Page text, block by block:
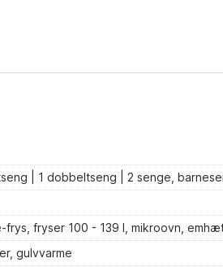
| 1 dobbeltseng | 2 senge,
frys, fryser 100 - 139 l, mikroovn,
gulvvarme